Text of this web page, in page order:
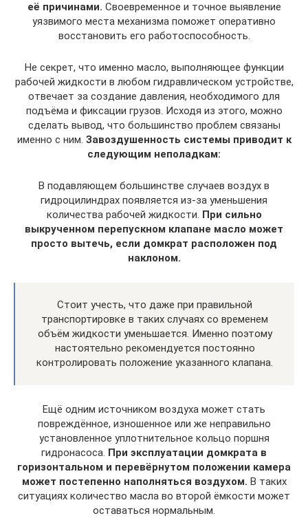
её причинами. Своевременное и точное выявление
уязвимого места механизма поможет оперативно
восстановить его работоспособность.
Не секрет, что именно масло, выполняющее функции
рабочей жидкости в любом гидравлическом устройстве,
отвечает за создание давления, необходимого для
подъёма и фиксации грузов. Исходя из этого, можно
сделать вывод, что большинство проблем связаны
именно с ним. Завоздушенность системы приводит к
следующим неполадкам:
В подавляющем большинстве случаев воздух в
гидроцилиндрах появляется из-за уменьшения
количества рабочей жидкости. При сильно
выкрученном перепускном клапане масло может
просто вытечь, если домкрат расположен под
наклоном.
Стоит учесть, что даже при правильной
транспортировке в таких случаях со временем
объём жидкости уменьшается. Именно поэтому
настоятельно рекомендуется постоянно
контролировать положение указанного клапана.
Ещё одним источником воздуха может стать
повреждённое, изношенное или же неправильно
установленное уплотнительное кольцо поршня
гидронасоса. При эксплуатации домкрата в
горизонтальном и перевёрнутом положении камера
может постепенно наполняться воздухом. В таких
ситуациях количество масла во второй ёмкости может
оставаться нормальным.